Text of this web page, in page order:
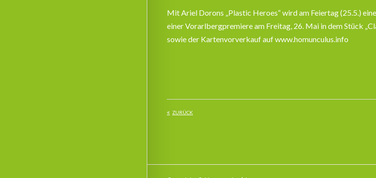
Mit Ariel Dorons „Plastic Heroes“ wird am Feiertag (25.5.)
einer Vorarlbergpremiere am Freitag, 26. Mai in dem Stück
sowie der Kartenvorverkauf auf www.homunculus.info
ZURÜCK